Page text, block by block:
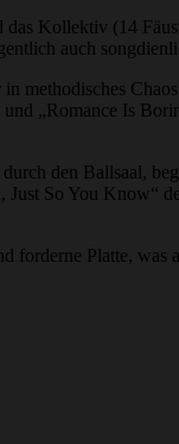
Kollektiv (14
auch
methodisches
„Romance Is
den Ballsaal,
Just So You Know“
Platte, was